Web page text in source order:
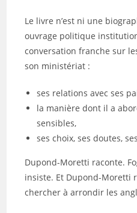
Le livre n’est ni une
ouvrage politique
conversation franche sur
son ministériat :
ses relations avec ses
la manière dont il a
sensibles,
ses choix, ses doutes,
Dupond-Moretti raconte.
insiste. Et Dupond-Moretti
chercher à arrondir les